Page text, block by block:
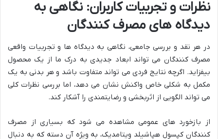
نظرات و تجربیات کاربران: نگاهی به
دیدگاه های مصرف کنندگان
در هر نقد و بررسی جامعی، نگاهی به دیدگاه ها و تجربیات واقعی
مصرف کنندگان می تواند ابعاد جدیدی به درک ما از یک محصول
بیفزاید. اگرچه نتایج فردی می تواند متفاوت باشد و هر بدنی به یک
مکمل به شکلی خاص واکنش نشان می دهد، اما بررسی نظرات کلی
می تواند الگویی از اثربخشی و رضایتمندی را آشکار کند.
از بازخورد های عمومی مشاهده می شود که بسیاری از مصرف
کنندگان کپسول هپاشیلد ویتامدیک، به ویژه آن دسته که به دنبال